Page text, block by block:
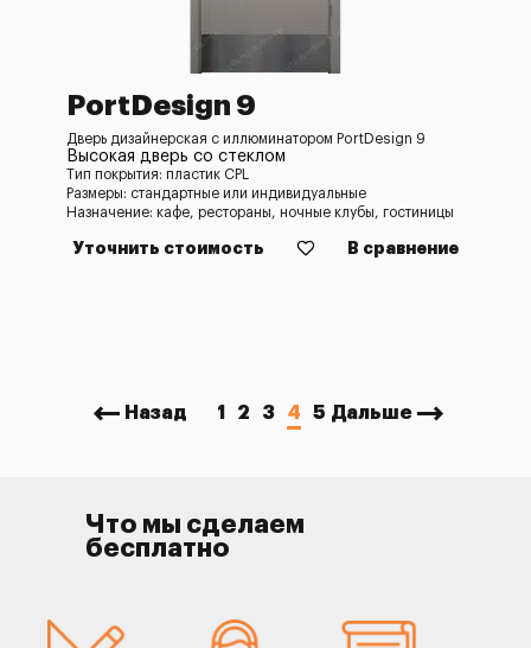
PortDesign 9
Дверь дизайнерская с иллюминатором PortDesign 9
Высокая дверь со стеклом
Тип покрытия: пластик CPL
Размеры: стандартные или индивидуальные
Назначение: кафе, рестораны, ночные клубы, гостиницы
Уточнить стоимость В сравнение
Назад 1 2 3 4 5 Дальше
Что мы сделаем
бесплатно